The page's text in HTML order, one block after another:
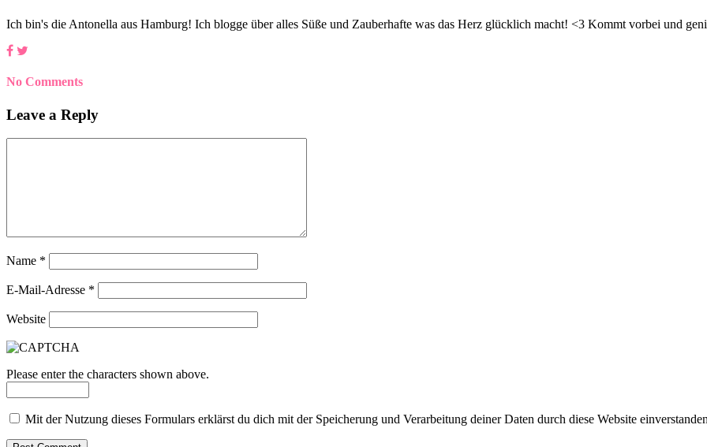
Ich bin's die Antonella aus Hamburg! Ich blogge über alles Süße und Zauberhafte was das Herz glücklich macht! <3 Kommt vorbei und
No Comments
Leave a Reply
Name *
E-Mail-Adresse *
Website
Please enter the characters shown above.
Mit der Nutzung dieses Formulars erklärst du dich mit der Speicherung und Verarbeitung deiner Daten durch diese Website